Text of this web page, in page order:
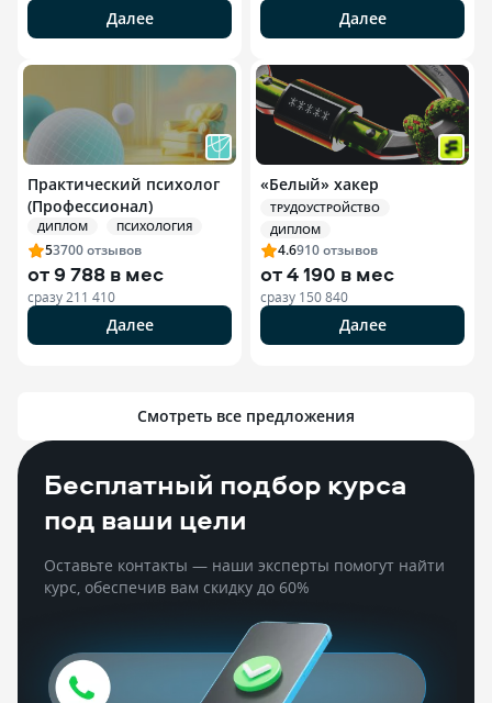
Далее Далее
Практический психолог
(Профессионал)
ДИПЛОМ ПСИХОЛОГИЯ
53700отзывов
от9 788 в мес
сразу 211 410
Далее
«Белый» хакер
ТРУДОУСТРОЙСТВО
ДИПЛОМ
4.6910отзывов
от4 190 в мес
сразу 150 840
Далее
Смотреть все предложения
Бесплатный подбор курса
под ваши цели
Оставьте контакты — наши эксперты помогут найти
курс, обеспечив вам скидку до 60%